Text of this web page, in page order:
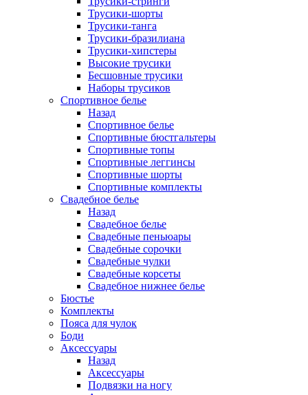
Трусики-шорты
Трусики-танга
Трусики-бразилиана
Трусики-хипстеры
Высокие трусики
Бесшовные трусики
Наборы трусиков
Спортивное белье
Назад
Спортивное белье
Спортивные бюстгальтеры
Спортивные топы
Спортивные леггинсы
Спортивные шорты
Спортивные комплекты
Свадебное белье
Назад
Свадебное белье
Свадебные пеньюары
Свадебные сорочки
Свадебные чулки
Свадебные корсеты
Свадебное нижнее белье
Бюстье
Комплекты
Пояса для чулок
Боди
Аксессуары
Назад
Аксессуары
Подвязки на ногу